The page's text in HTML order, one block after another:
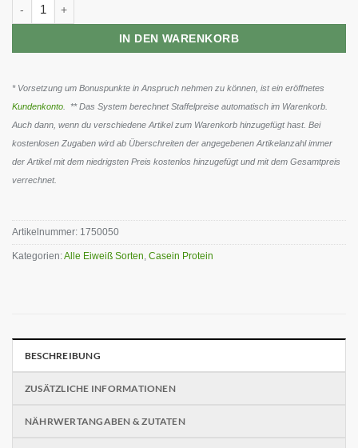
IN DEN WARENKORB
* Vorsetzung um Bonuspunkte in Anspruch nehmen zu können, ist ein eröffnetes
Kundenkonto . ** Das System berechnet Staffelpreise automatisch im Warenkorb.
Auch dann, wenn du verschiedene Artikel zum Warenkorb hinzugefügt hast. Bei
kostenlosen Zugaben wird ab Überschreiten der angegebenen Artikelanzahl immer
der Artikel mit dem niedrigsten Preis kostenlos hinzugefügt und mit dem Gesamtpreis
verrechnet.
Artikelnummer: 1750050
Kategorien:Alle Eiweiß Sorten, Casein Protein
BESCHREIBUNG
ZUSÄTZLICHE INFORMATIONEN
NÄHRWERTANGABEN & ZUTATEN